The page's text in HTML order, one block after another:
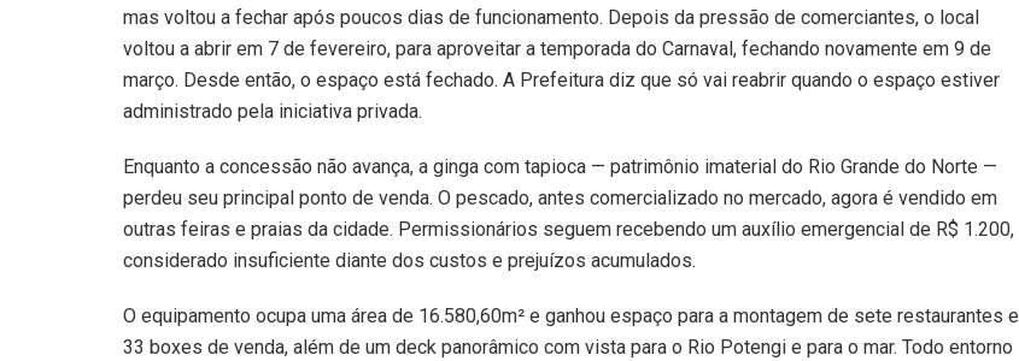
mas voltou a fechar após poucos dias de funcionamento. Depois da pressão de comerciantes, o local
voltou a abrir em 7 de fevereiro, para aproveitar a temporada do Carnaval, fechando novamente em 9 de
março. Desde então, o espaço está fechado. A Prefeitura diz que só vai reabrir quando o espaço estiver
administrado pela iniciativa privada.
Enquanto a concessão não avança, a ginga com tapioca — patrimônio imaterial do Rio Grande do Norte —
perdeu seu principal ponto de venda. O pescado, antes comercializado no mercado, agora é vendido em
outras feiras e praias da cidade. Permissionários seguem recebendo um auxílio emergencial de R$ 1.200,
considerado insuficiente diante dos custos e prejuízos acumulados.
O equipamento ocupa uma área de 16.580,60m² e ganhou espaço para a montagem de sete restaurantes e
33 boxes de venda, além de um deck panorâmico com vista para o Rio Potengi e para o mar. Todo entorno